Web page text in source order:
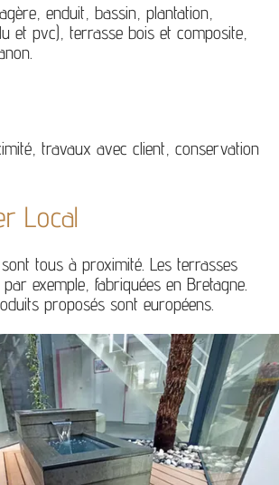
enduit, bassin, plantation,
et pvc), terrasse bois et composite,
travaux avec client, conservation
Local
tous à proximité. Les terrasses
exemple, fabriquées en Bretagne.
proposés sont européens.